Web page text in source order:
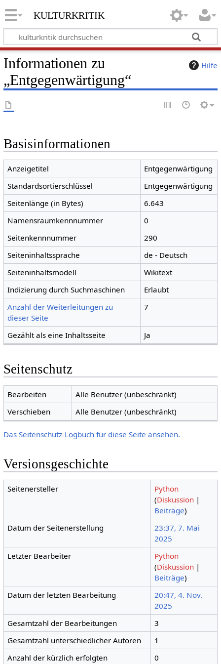
kulturkritik
Hilfe
Informationen zu
„Entgegenwärtigung“
Basisinformationen
Anzeigetitel
Entgegenwärtigung
Standardsortierschlüssel
Entgegenwärtigung
Seitenlänge (in Bytes)
6.643
Namensraumkennnummer
0
Seitenkennnummer
290
Seiteninhaltssprache
de - Deutsch
Seiteninhaltsmodell
Wikitext
Indizierung durch Suchmaschinen
Erlaubt
Anzahl der Weiterleitungen zu
dieser Seite
7
Gezählt als eine Inhaltsseite Ja
Seitenschutz
Bearbeiten
Alle Benutzer (unbeschränkt)
Verschieben
Alle Benutzer (unbeschränkt)
Das Seitenschutz-Logbuch für diese Seite ansehen.
Versionsgeschichte
Seitenersteller
Python
(Diskussion |
Beiträge)
Datum der Seitenerstellung
23:37, 7. Mai
2025
Letzter Bearbeiter
Python
(Diskussion |
Beiträge)
Datum der letzten Bearbeitung
20:47, 4. Nov.
2025
Gesamtzahl der Bearbeitungen
3
Gesamtzahl unterschiedlicher Autoren
1
Anzahl der kürzlich erfolgten
0